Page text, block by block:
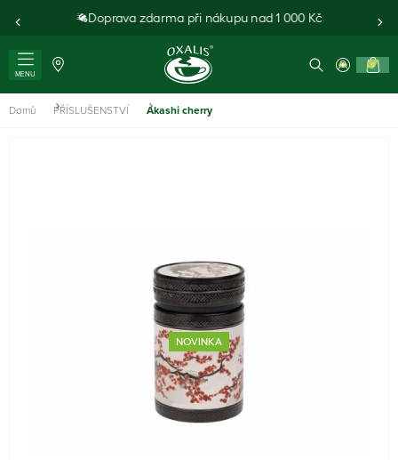
Doprava zdarma při nákupu nad 1 000 Kč
MENU
0
Domů PŘÍSLUŠENSTVÍ Akashi cherry
NOVINKA